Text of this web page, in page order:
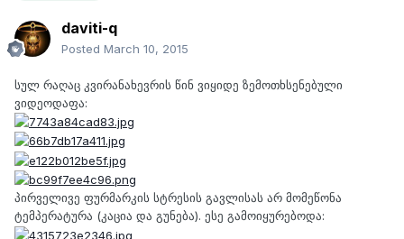
daviti-q
Posted March 10, 2015
სულ რაღაც კვირანახევრის წინ ვიყიდე ზემოთხსენებული
ვიდეოდაფა:
პირველივე ფურმარკის სტრესის გავლისას არ მომეწონა
ტემპერატურა (კაცია და გუნება). ესე გამოიყურებოდა: